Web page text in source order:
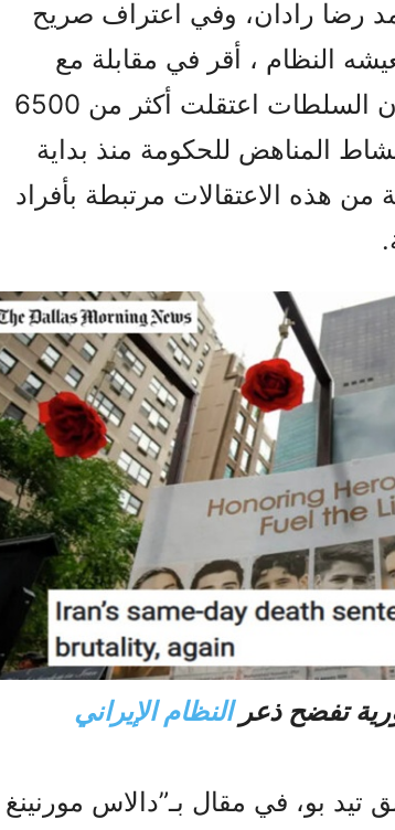
رضا رادان، وفي اعتراف صريح
النظام ، أقر في مقابلة مع
التلفزيون الحكومي يوم 18 مايو، بأن السلطات اعتقلت أكثر من 6500
المناهض للحكومة منذ بداية
الأخير. وأضاف أن 567 حالة من هذه الاعتقالات مرتبطة بأفراد
تفضح ذعرالنظام الإيراني
تيد بو، في مقال بـ”دالاس مورنينغ